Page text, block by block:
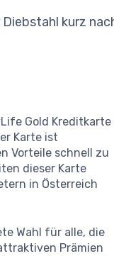
kurz
Gold Kreditkarte
Karte ist
Vorteile schnell zu
dieser Karte
in Österreich
Wahl für alle, die
Prämien